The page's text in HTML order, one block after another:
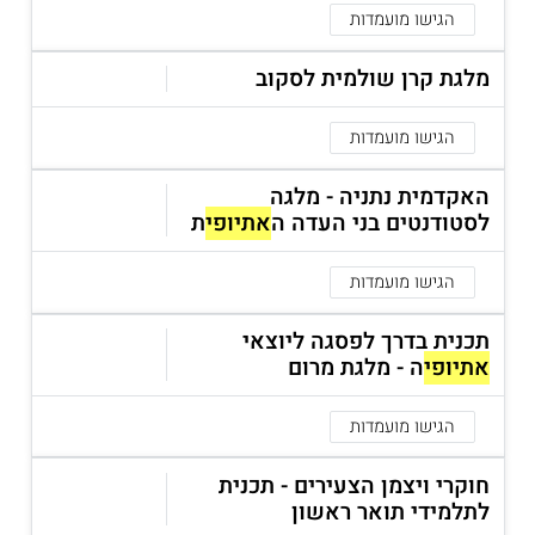
מעניקה מלגות גם לאנשים המעוניינים להשתתף
ולסטודנטים הנחשבים לפורצי דרך בקהילה, כיוון שהם לומדים
מקצוע שטרם נלמד על ידי בני העדה.
מחפשים לממן הכשרה מקצועית?
לימודי תעודה
קראו הכל עלמלגות לימוד ללא התנדבות
מלגת אלקה עינור ז"ל
הקרן הוקמה לזכרה של אלקה עינור, שהיגרה ממקסיקו לישראל
ועבדה בטלוויזיה המקומית. הקרן מעודדת את יוצאי אתיופיה
ללמוד תקשורת ולהתמחותבמקצועות הקולנוע והטלוויזיה
העיתונאות והרדיו, באמצעות הענקת מלגות לסטודנטים מצטיינים
בתחומים אלה.
קראו הכל עלמלגות תקשורת.
קראו בהרחבה גם עלמלגות פסיכולוגיה
קראו עוד עלמלגות קרן אייסף
הגישו מועמדות
מלגת קרן שולמית לסקוב
הגישו מועמדות
האקדמית נתניה - מלגה
לסטודנטים בני העדה האתיופית
הגישו מועמדות
תכנית בדרך לפסגה ליוצאי
אתיופיה - מלגת מרום
הגישו מועמדות
חוקרי ויצמן הצעירים - תכנית
לתלמידי תואר ראשון